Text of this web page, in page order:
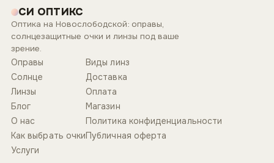
СИ ОПТИКС
Оптика на Новослободской: оправы,
солнцезащитные очки и линзы под ваше
зрение.
Оправы
Солнце
Линзы
Блог
О нас
Как выбрать очки
Услуги
Виды линз
Доставка
Оплата
Магазин
Политика конфиденциальности
Публичная оферта